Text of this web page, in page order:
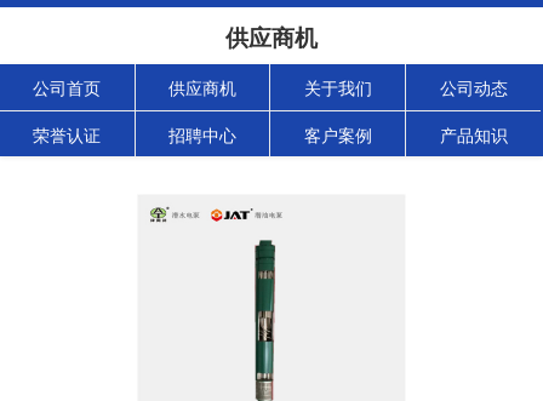
供应商机
公司首页 供应商机 关于我们 公司动态
荣誉认证 招聘中心 客户案例 产品知识